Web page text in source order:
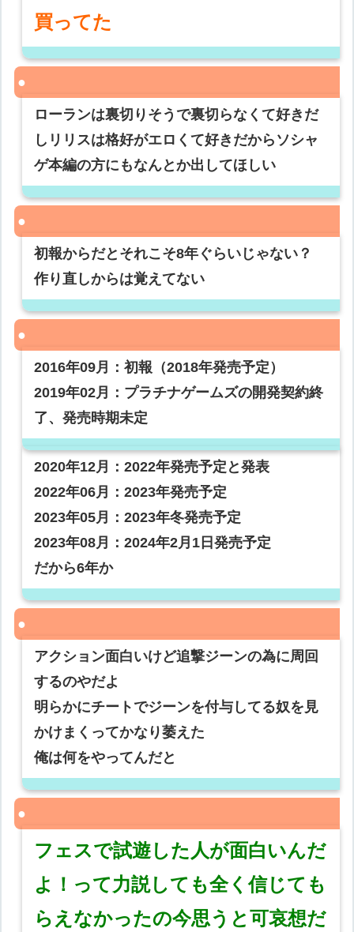
買ってた
ローランは裏切りそうで裏切らなくて好きだ
しリリスは格好がエロくて好きだからソシャ
ゲ本編の方にもなんとか出してほしい
初報からだとそれこそ8年ぐらいじゃない？
作り直しからは覚えてない
2016年09月：初報（2018年発売予定）
2019年02月：プラチナゲームズの開発契約終
了、発売時期未定
2020年12月：2022年発売予定と発表
2022年06月：2023年発売予定
2023年05月：2023年冬発売予定
2023年08月：2024年2月1日発売予定
だから6年か
アクション面白いけど追撃ジーンの為に周回
するのやだよ
明らかにチートでジーンを付与してる奴を見
かけまくってかなり萎えた
俺は何をやってんだと
フェスで試遊した人が面白いんだ
よ！って力説しても全く信じても
らえなかったの今思うと可哀想だ